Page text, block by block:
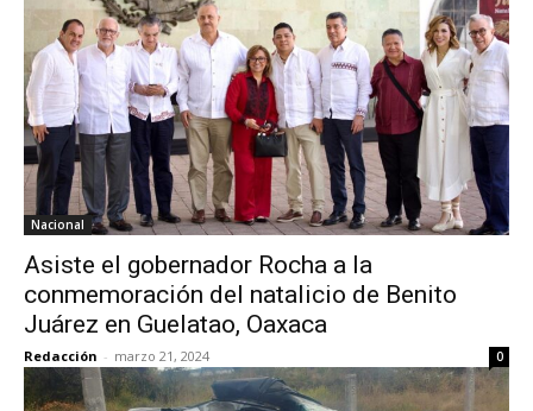
Nacional
Asiste el gobernador Rocha a la
conmemoración del natalicio de Benito
Juárez en Guelatao, Oaxaca
Redacción - marzo 21, 2024 0